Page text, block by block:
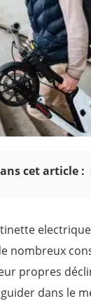
cet article :
nombreux
propres
dans le